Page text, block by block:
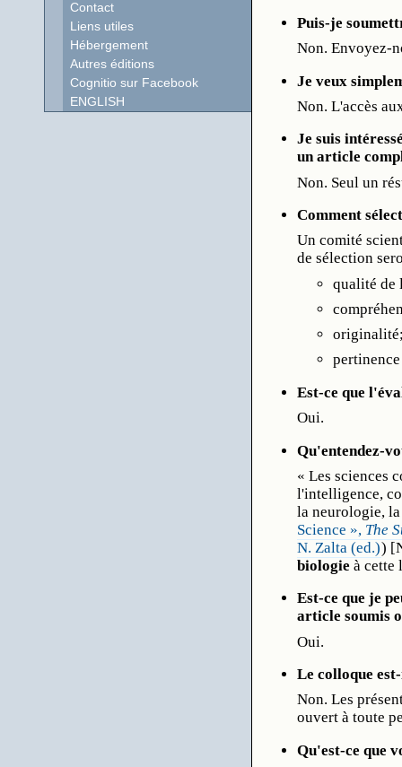
Puis-je
Non. Envoyez-
Je veux
Non. L'accès
Je suis
un article
Non. Seul un
Comment
Un comité
de sélection
qualité de
Est-ce que
Oui.
Qu'entendez-
« Les sciences
l'intelligence,
la neurologie,
Science », The
N. Zalta (ed.))
biologie à cette
Est-ce que je
article soumis
Oui.
Le colloque
Non. Les
ouvert à toute
Qu'est-ce que
Contact
Liens utiles
Hébergement
Autres éditions
Cognitio sur Facebook
ENGLISH